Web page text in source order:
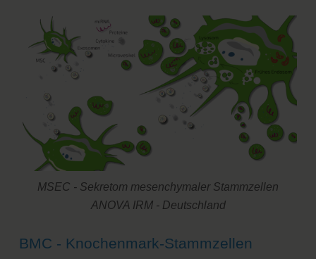
MSEC - Sekretom mesenchymaler Stammzellen
ANOVA IRM - Deutschland
BMC - Knochenmark-Stammzellen